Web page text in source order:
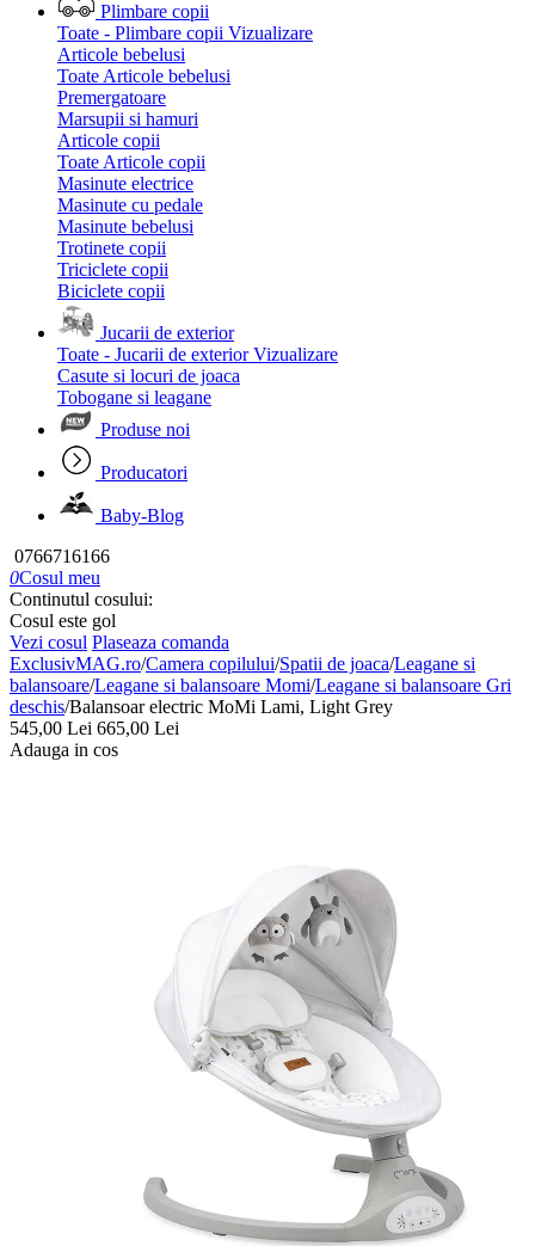
Plimbare copii
Toate - Plimbare copii Vizualizare
Articole bebelusi
Toate Articole bebelusi
Premergatoare
Marsupii si hamuri
Articole copii
Toate Articole copii
Masinute electrice
Masinute cu pedale
Masinute bebelusi
Trotinete copii
Triciclete copii
Biciclete copii
Jucarii de exterior
Toate - Jucarii de exterior Vizualizare
Casute si locuri de joaca
Tobogane si leagane
Produse noi
Producatori
Baby-Blog
0766716166
0Cosul meu
Continutul cosului:
Cosul este gol
Vezi cosul Plaseaza comanda
ExclusivMAG.ro/Camera copilului/Spatii de joaca/Leagane si
balansoare/Leagane si balansoare Momi/Leagane si balansoare Gri
deschis/Balansoar electric MoMi Lami, Light Grey
545,00 Lei 665,00 Lei
Adauga in cos